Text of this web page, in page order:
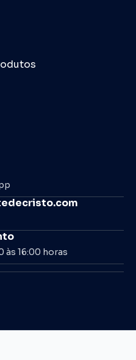
às 16:00 horas